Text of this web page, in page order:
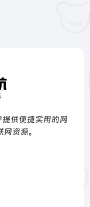
供便捷实用的网
资源。